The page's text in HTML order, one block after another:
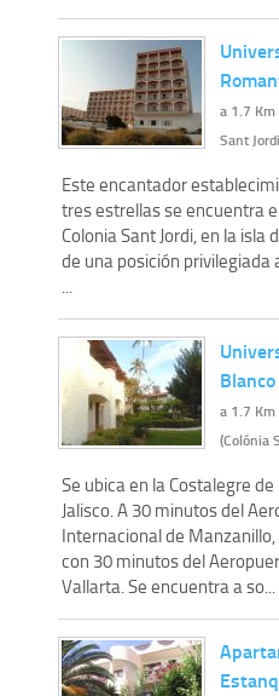
a 1.7 Km
Sant
Este encantador
tres estrellas se encuentra
Colonia Sant Jordi, en la isla
de una posición privilegiada
...
Blanco
a 1.7 Km
(Colónia
Se ubica en la Costalegre
Jalisco. A 30 minutos del
Internacional de
con 30 minutos del
Vallarta. Se encuentra a so...